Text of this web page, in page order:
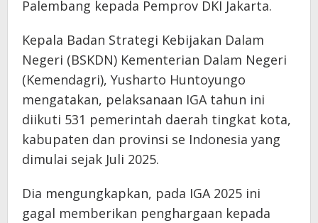
Palembang kepada Pemprov DKI Jakarta.
Kepala Badan Strategi Kebijakan Dalam
Negeri (BSKDN) Kementerian Dalam Negeri
(Kemendagri), Yusharto Huntoyungo
mengatakan, pelaksanaan IGA tahun ini
diikuti 531 pemerintah daerah tingkat kota,
kabupaten dan provinsi se Indonesia yang
dimulai sejak Juli 2025.
Dia mengungkapkan, pada IGA 2025 ini
gagal memberikan penghargaan kepada